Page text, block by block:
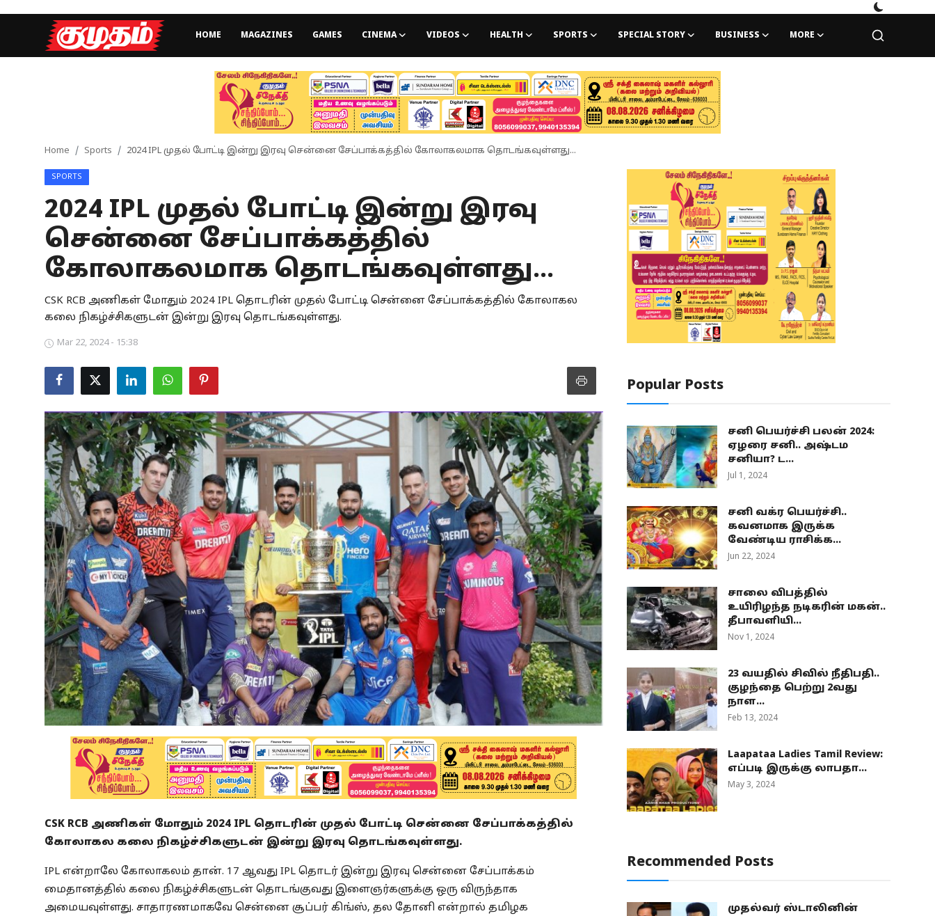
HOME MAGAZINES GAMES CINEMA VIDEOS HEALTH SPORTS SPECIAL STORY BUSINESS MORE
Games
Special Story
Tamilnadu
National
Astrology
Spirituality
Weather
Politics
Home Sports 2024 IPL முதல் போட்டி இன்று இரவு சென்னை சேப்பாக்கத்தில் கோலாகலமாக தொடங்கவுள்ளது...
SPORTS
2024 IPL முதல் போட்டி இன்று இரவு
சென்னை சேப்பாக்கத்தில்
கோலாகலமாக தொடங்கவுள்ளது...
CSK RCB அணிகள் மோதும் 2024 IPL தொடரின் முதல் போட்டி சென்னை சேப்பாக்கத்தில் கோலாகல
கலை நிகழ்ச்சிகளுடன் இன்று இரவு தொடங்கவுள்ளது.
Mar 22, 2024 - 15:38
CSK RCB அணிகள் மோதும் 2024 IPL தொடரின் முதல் போட்டி சென்னை சேப்பாக்கத்தில்
கோலாகல கலை நிகழ்ச்சிகளுடன் இன்று இரவு தொடங்கவுள்ளது.
IPL என்றாலே கோலாகலம் தான். 17 ஆவது IPL தொடர் இன்று இரவு சென்னை சேப்பாக்கம்
மைதானத்தில் கலை நிகழ்ச்சிகளுடன் தொடங்குவது இளைஞர்களுக்கு ஒரு விருந்தாக
அமையவுள்ளது. சாதாரணமாகவே சென்னை சூப்பர் கிங்ஸ், தல தோனி என்றால் தமிழக
Popular Posts
சனி பெயர்ச்சி பலன் 2024:
ஏழரை சனி.. அஷ்டம
சனியா? ட...
Jul 1, 2024
சனி வக்ர பெயர்ச்சி..
கவனமாக இருக்க
வேண்டிய ராசிக்க...
Jun 22, 2024
சாலை விபத்தில்
உயிரிழந்த நடிகரின் மகன்..
தீபாவளியி...
Nov 1, 2024
23 வயதில் சிவில் நீதிபதி..
குழந்தை பெற்று 2வது
நாள...
Feb 13, 2024
Laapataa Ladies Tamil Review:
எப்படி இருக்கு லாபதா...
May 3, 2024
Recommended Posts
முதல்வர் ஸ்டாலினின்